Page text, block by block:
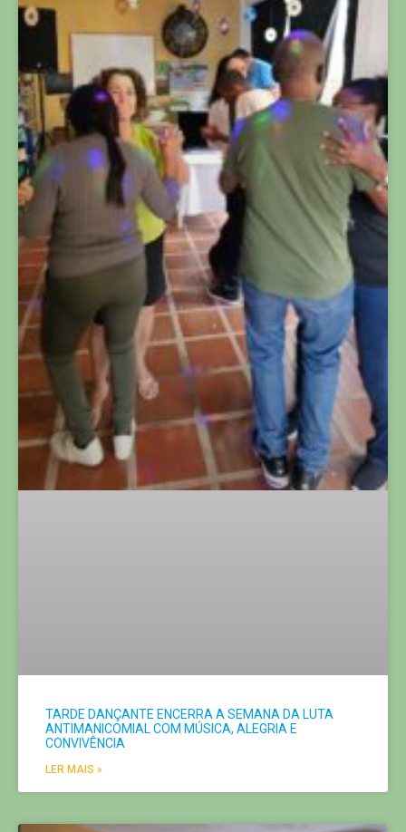
TARDE DANÇANTE ENCERRA A SEMANA DA LUTA
ANTIMANICOMIAL COM MÚSICA, ALEGRIA E
CONVIVÊNCIA
LER MAIS »